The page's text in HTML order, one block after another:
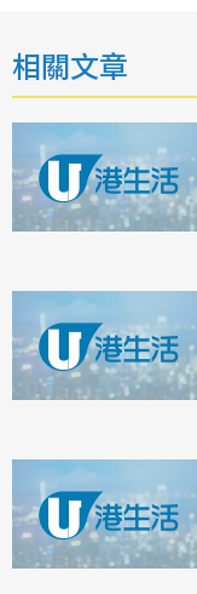
相關文章